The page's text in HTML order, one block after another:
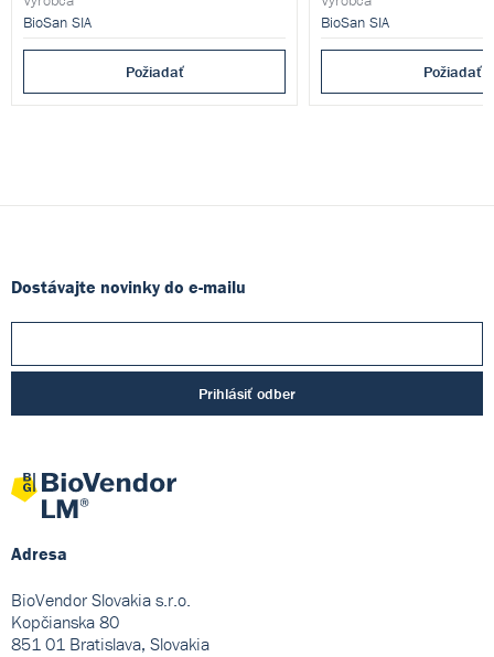
BioSan SIA
Požiadať
BioSan SIA
Požiadať
Dostávajte novinky do e-mailu
Prihlásiť odber
Adresa
BioVendor Slovakia s.r.o.
Kopčianska 80
851 01 Bratislava, Slovakia